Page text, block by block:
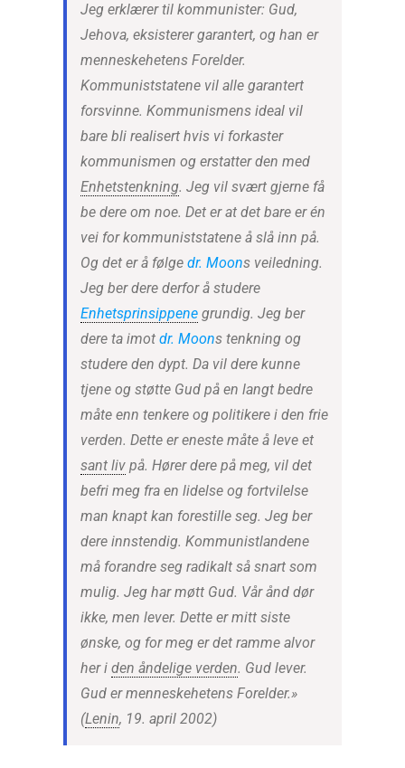
Jeg erklærer til kommunister: Gud,
Jehova, eksisterer garantert, og han er
menneskehetens Forelder.
Kommuniststatene vil alle garantert
forsvinne. Kommunismens ideal vil
bare bli realisert hvis vi forkaster
kommunismen og erstatter den med
Enhetstenkning. Jeg vil svært gjerne få
be dere om noe. Det er at det bare er én
vei for kommuniststatene å slå inn på.
Og det er å følge dr. Moons veiledning.
Jeg ber dere derfor å studere
Enhetsprinsippene grundig. Jeg ber
dere ta imot dr. Moons tenkning og
studere den dypt. Da vil dere kunne
tjene og støtte Gud på en langt bedre
måte enn tenkere og politikere i den frie
verden. Dette er eneste måte å leve et
sant liv på. Hører dere på meg, vil det
befri meg fra en lidelse og fortvilelse
man knapt kan forestille seg. Jeg ber
dere innstendig. Kommunistlandene
må forandre seg radikalt så snart som
mulig. Jeg har møtt Gud. Vår ånd dør
ikke, men lever. Dette er mitt siste
ønske, og for meg er det ramme alvor
her i den åndelige verden. Gud lever.
Gud er menneskehetens Forelder.»
(Lenin, 19. april 2002)